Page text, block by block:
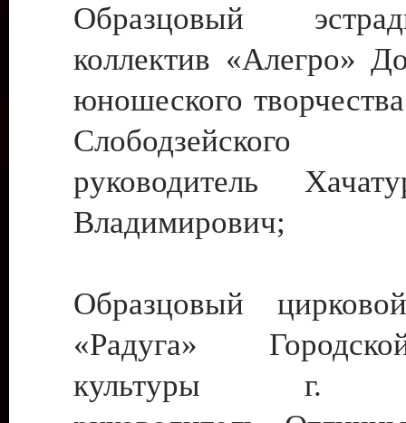
Образцовый
коллектив «Алегро»
юношеского
руководитель
Владимирович;
Образцовый
«Радуга»
культуры г.